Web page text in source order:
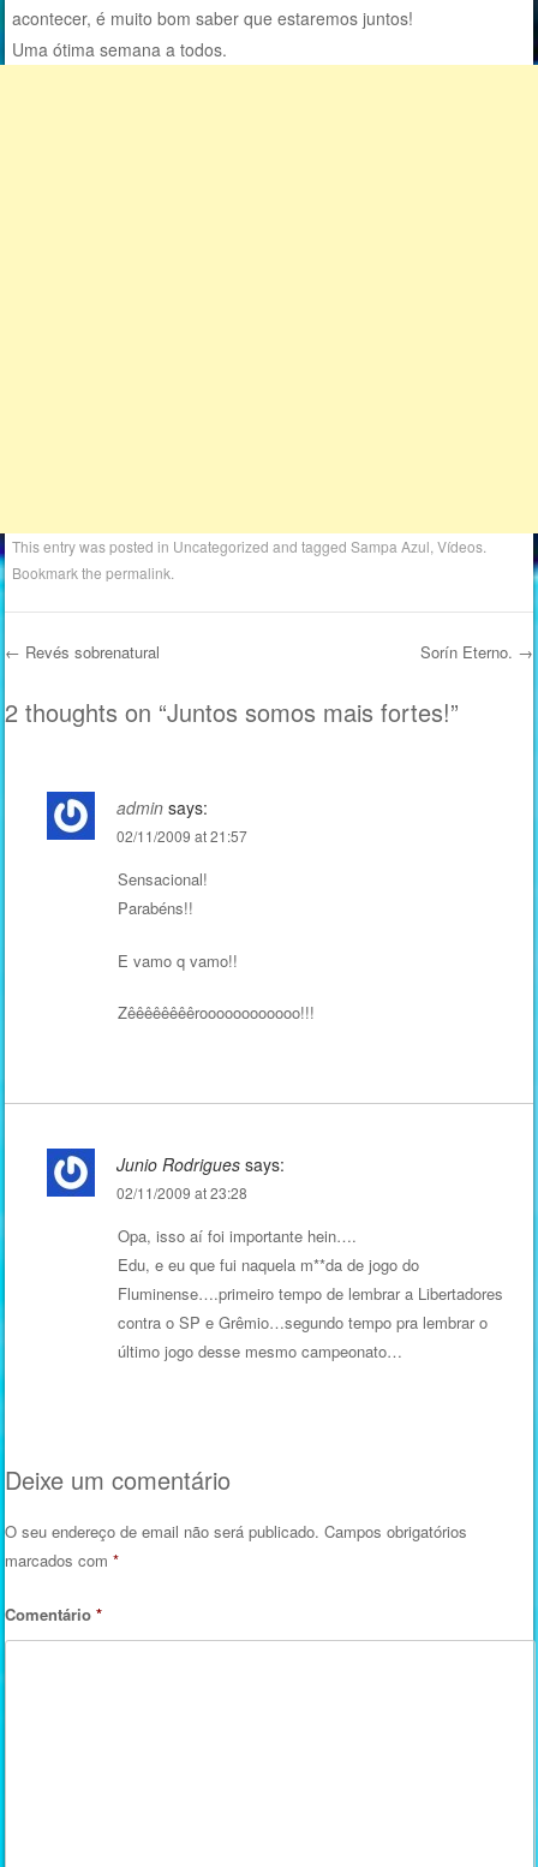
acontecer, é muito bom saber que estaremos juntos!
Uma ótima semana a todos.
This entry was posted in Uncategorized and taggedSampa Azul ,Vídeos
Bookmark thepermalink
Post navigation
← Revés sobrenatural Sorín Eterno. →
2 thoughts on “Juntos somos mais fortes!”
admin says:
02/11/2009 at 21:57
Sensacional!
Parabéns!!
E vamo q vamo!!
Zêêêêêêêêroooooooooooo!!!
Junio Rodrigues says:
02/11/2009 at 23:28
Opa, isso aí foi importante hein….
Edu, e eu que fui naquela m**da de jogo do
Fluminense….primeiro tempo de lembrar a Libertadores
contra o SP e Grêmio…segundo tempo pra lembrar o
último jogo desse mesmo campeonato…
Deixe um comentário
O seu endereço de email não será publicado. Campos obrigatórios
marcados com*
Comentário*